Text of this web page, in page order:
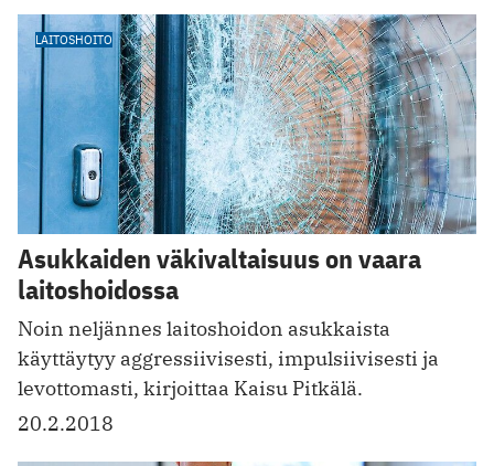
LAITOSHOITO
Asukkaiden väkivaltaisuus on vaara
laitoshoidossa
Noin neljännes laitoshoidon asukkaista
käyttäytyy aggressiivisesti, impulsiivisesti ja
levottomasti, kirjoittaa Kaisu Pitkälä.
20.2.2018